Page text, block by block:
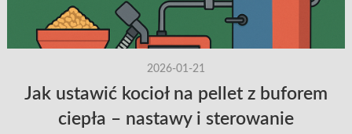
2026-01-21
Jak ustawić kocioł na pellet z buforem
ciepła – nastawy i sterowanie